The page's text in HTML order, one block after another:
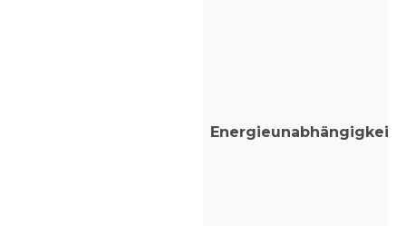
Energieunabhängigkeit